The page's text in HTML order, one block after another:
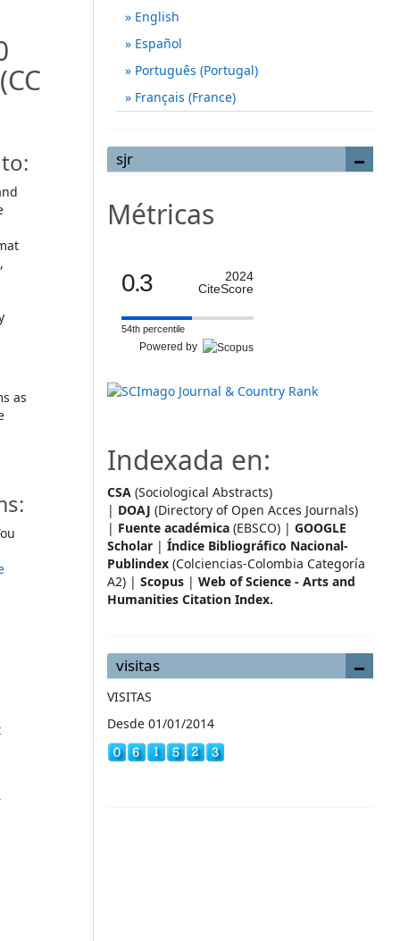
(CC
as
English
Español
Português (Portugal)
Français (France)
sjr
Métricas
0.3
2024
CiteScore
54th percentile
Powered by
Indexada en:
CSA (Sociological Abstracts)
| DOAJ (Directory of Open Acces Journals)
| Fuente académica (EBSCO) | GOOGLE
Scholar| Índice Bibliográfico Nacional-
Publindex (Colciencias-Colombia Categoría
A2) | Scopus | Web of Science - Arts and
Humanities Citation Index.
visitas
VISITAS
Desde 01/01/2014